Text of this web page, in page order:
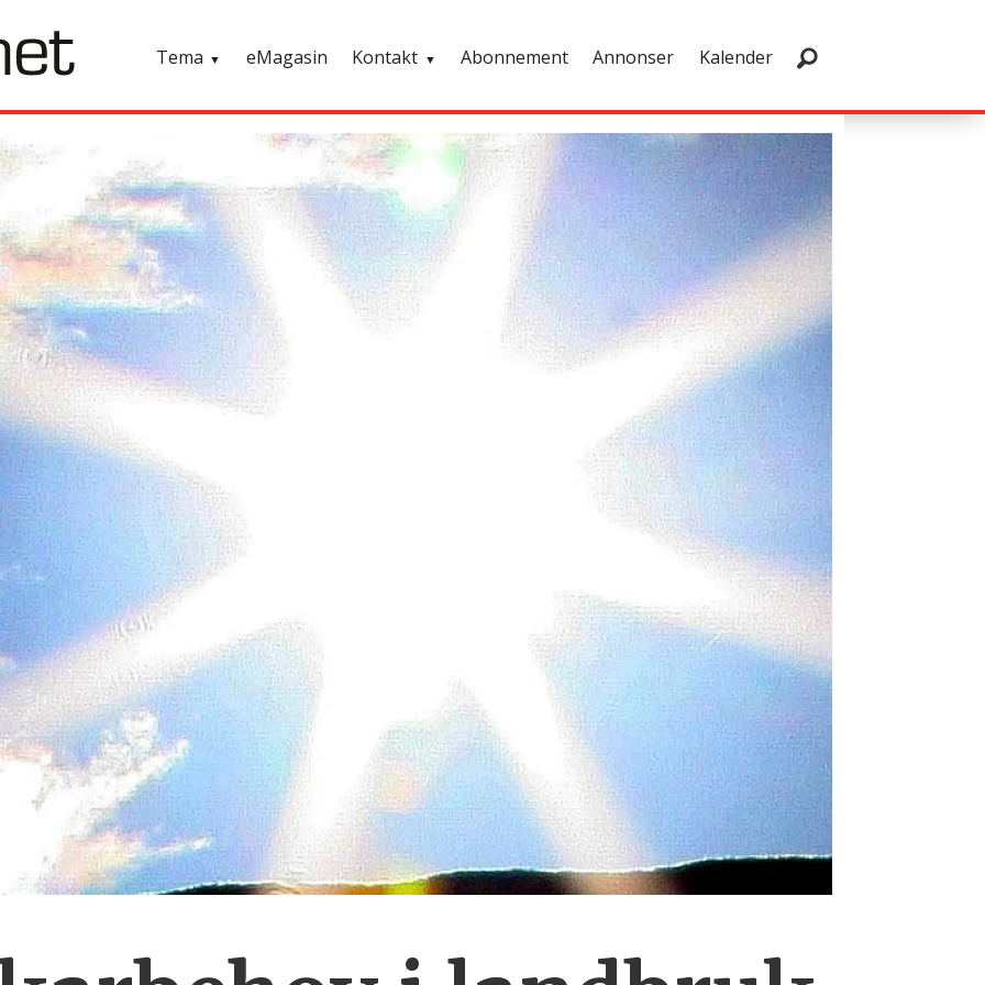
Tema eMagasin Kontakt Abonnement Annonser Kalender